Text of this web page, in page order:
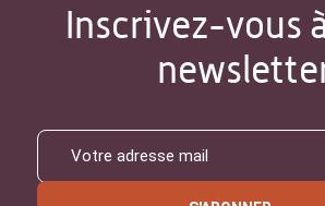
Inscrivez-vous